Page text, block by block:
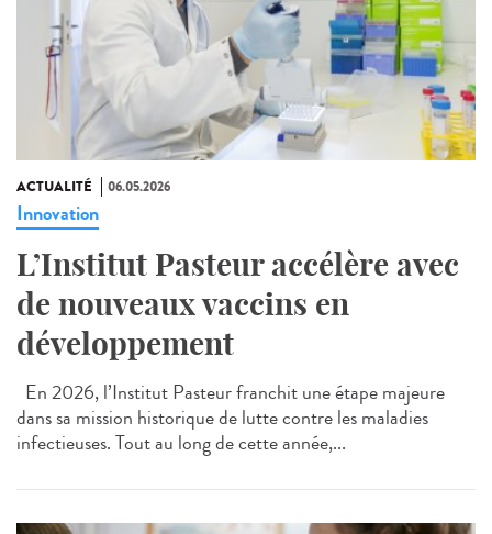
ACTUALITÉ 06.05.2026
Innovation
L’Institut Pasteur accélère avec
de nouveaux vaccins en
développement
En 2026, l’Institut Pasteur franchit une étape majeure
dans sa mission historique de lutte contre les maladies
infectieuses. Tout au long de cette année,...